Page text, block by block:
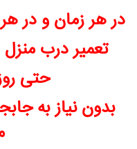
در هر زمان و در
تعمیر درب
حتی
بدون نیاز به